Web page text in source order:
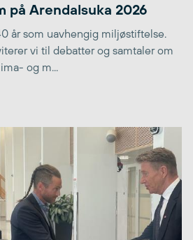
på Arendalsuka 2026
år som uavhengig miljøstiftelse.
vi til debatter og samtaler om
og m...